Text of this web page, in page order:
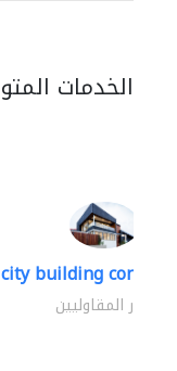
الخدمات
city building
كبار المقاوليين